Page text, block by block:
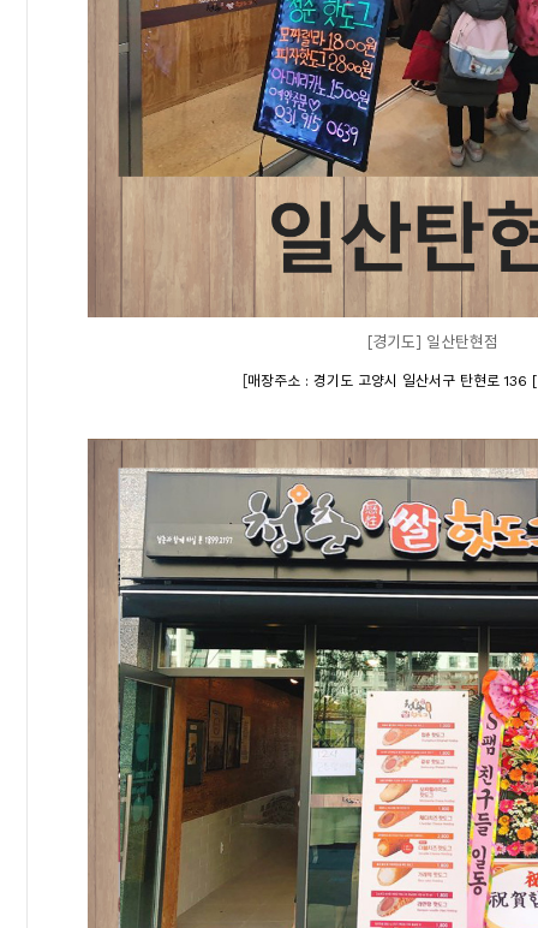
[경기도] 일산탄현점
[매장주소 : 경기도 고양시 일산서구 탄현로 136